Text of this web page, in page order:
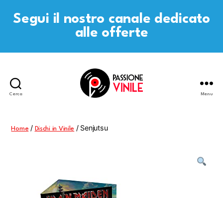
Segui il nostro canale dedicato
alle offerte
Cerca Menu
Home / Dischi in Vinile / Senjutsu